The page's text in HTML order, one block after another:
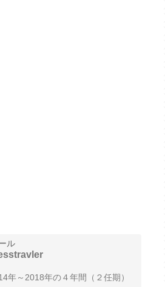
ル
年～2018年の４年間（２任期）